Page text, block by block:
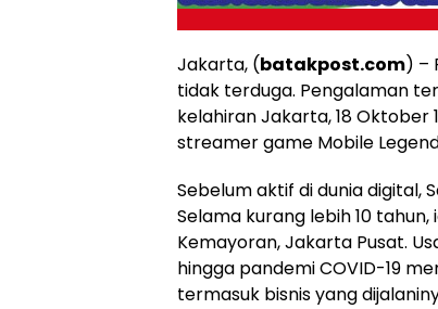
Jakarta, (batakpost.com) –
tidak terduga. Pengalaman
kelahiran Jakarta, 18 Oktober
streamer game Mobile
Sebelum aktif di dunia digital,
Selama kurang lebih 10
Kemayoran, Jakarta Pusat.
hingga pandemi COVID-19
termasuk bisnis yang